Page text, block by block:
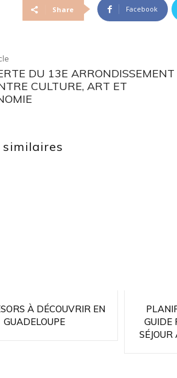
Share Facebook
DU 13E ARRONDISSEMENT
CULTURE, ART ET
À DÉCOUVRIR EN
GUADELOUPE
GUIDE